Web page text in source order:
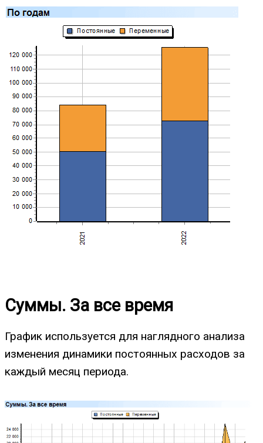
Суммы. За все время
График используется для наглядного анализа
изменения динамики постоянных расходов за
каждый месяц периода.